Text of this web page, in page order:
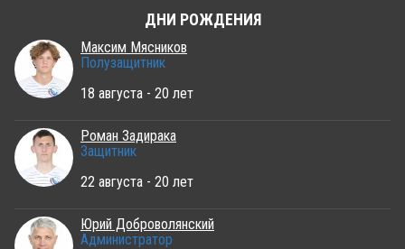
ДНИ РОЖДЕНИЯ
Максим Мясников
Полузащитник
18 августа - 20 лет
Роман Задирака
Защитник
22 августа - 20 лет
Юрий Доброволянский
Администратор